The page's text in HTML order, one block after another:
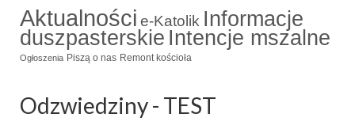
Triduum Św. St. Kostka 2018
Narodowy Dzień Pamięci “Żołnierzy
Galerie 2017
Aktualności e-Katolik Informacje
duszpasterskie Intencje mszalne
Ogłoszenia Piszą o nas Remont kościoła
Odzwiedziny - TEST